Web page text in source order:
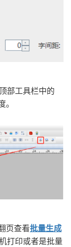
部工具栏中的
。
页查看批量生成
打印或者是批量